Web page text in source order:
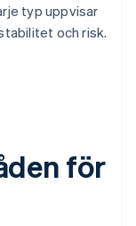
typ uppvisar
och risk.
för